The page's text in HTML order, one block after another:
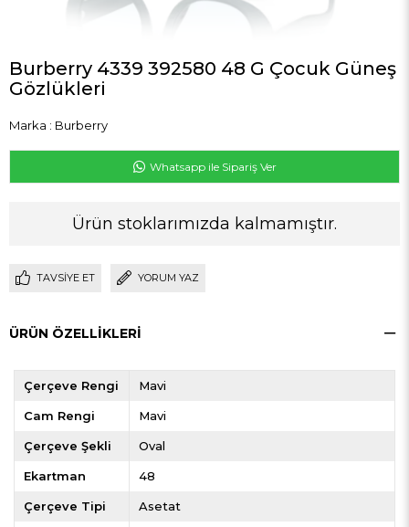
Burberry 4339 392580 48 G Çocuk Güneş
Gözlükleri
Marka : Burberry
Whatsapp ile Sipariş Ver
Ürün stoklarımızda kalmamıştır.
TAVSIYE ET YORUM YAZ
ÜRÜN ÖZELLIKLERI
Çerçeve Rengi Mavi
Cam Rengi Mavi
Çerçeve Şekli Oval
Ekartman 48
Çerçeve Tipi Asetat